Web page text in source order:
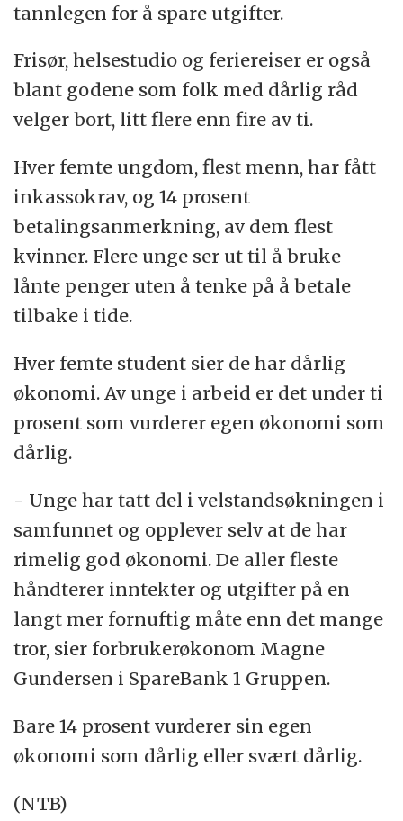
tannlegen for å spare utgifter.
Frisør, helsestudio og feriereiser er også
blant godene som folk med dårlig råd
velger bort, litt flere enn fire av ti.
Hver femte ungdom, flest menn, har fått
inkassokrav, og 14 prosent
betalingsanmerkning, av dem flest
kvinner. Flere unge ser ut til å bruke
lånte penger uten å tenke på å betale
tilbake i tide.
Hver femte student sier de har dårlig
økonomi. Av unge i arbeid er det under ti
prosent som vurderer egen økonomi som
dårlig.
- Unge har tatt del i velstandsøkningen i
samfunnet og opplever selv at de har
rimelig god økonomi. De aller fleste
håndterer inntekter og utgifter på en
langt mer fornuftig måte enn det mange
tror, sier forbrukerøkonom Magne
Gundersen i SpareBank 1 Gruppen.
Bare 14 prosent vurderer sin egen
økonomi som dårlig eller svært dårlig.
(NTB)